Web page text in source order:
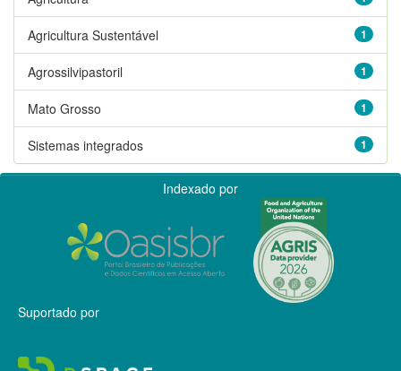
1
Agricultura Sustentável
1
Agrossilvipastoril
1
Mato Grosso
1
Sistemas integrados
Indexado por
Suportado por